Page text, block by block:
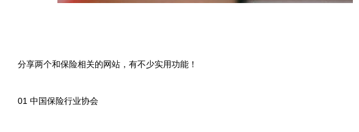
分享两个和保险相关的网站，有不少实用功能！
01 中国保险行业协会